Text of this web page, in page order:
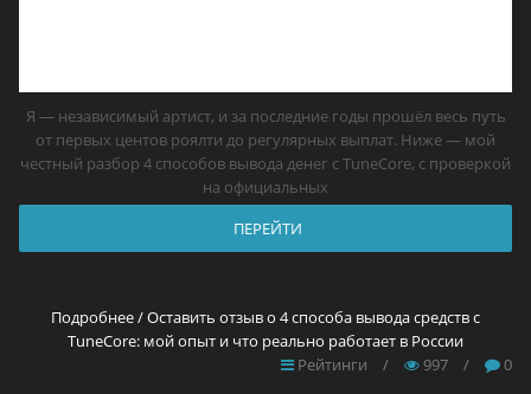
Я — независимый артист, и за последние годы прошёл весь путь
от первых центов роялти до регулярных выплат. Ниже — мой
честный разбор 4 способов вывода денег с TuneCore, с проверкой
на официальных
ПЕРЕЙТИ
Подробнее / Оставить отзыв о 4 способа вывода средств с
TuneCore: мой опыт и что реально работает в России
Рейтинги
/ 997 / 0